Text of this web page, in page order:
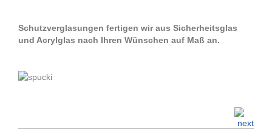
Schutzverglasungen fertigen wir aus Sicherheitsglas
und Acrylglas nach Ihren Wünschen auf Maß an.